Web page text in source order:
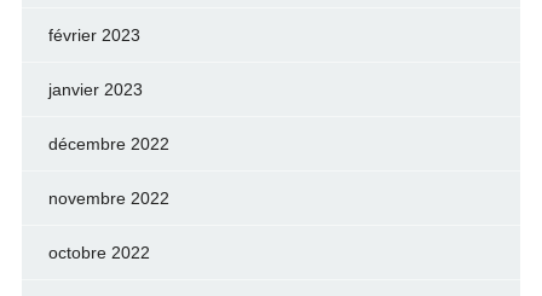
février 2023
janvier 2023
décembre 2022
novembre 2022
octobre 2022